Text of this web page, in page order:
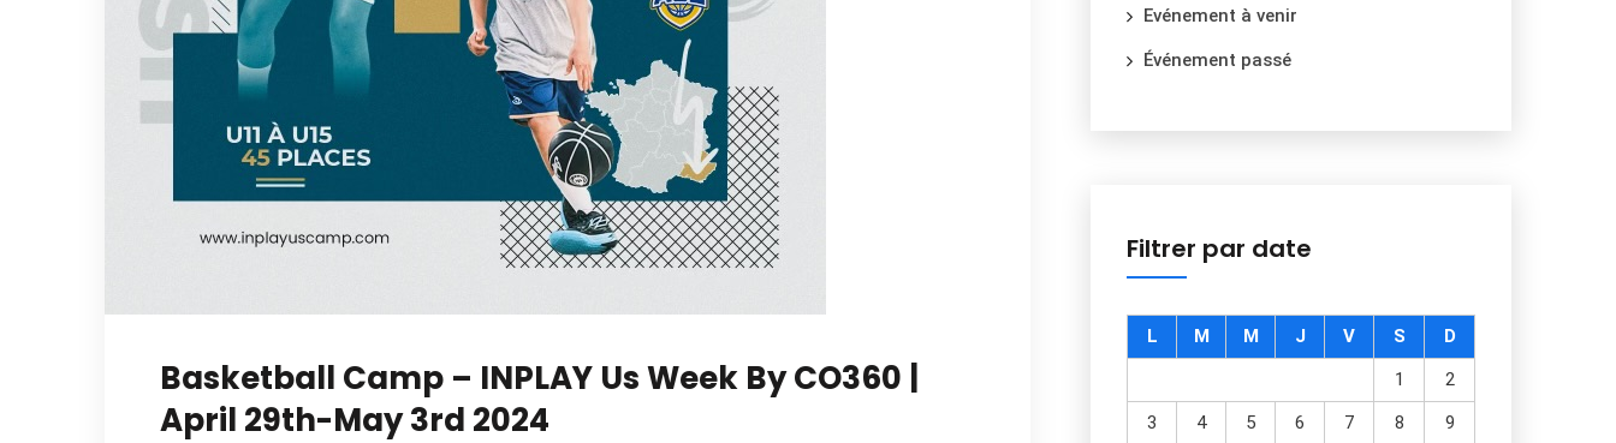
Basketball Camp – INPLAY Us Week By CO360 |
April 29th-May 3rd 2024
Evénement à venir
Événement passé
Filtrer par date
L M M J V S
D
1
2
3
4 5 6 7 8
9